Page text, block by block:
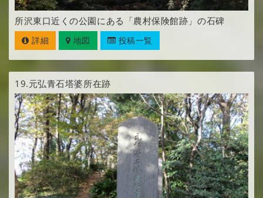
所沢東口近くの公園にある「農村保険館跡」の石碑
詳細 地図 投稿一覧
19.元弘青石塔婆所在跡